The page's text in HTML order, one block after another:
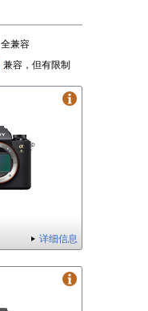
全兼容
兼容，但有限制
详细信息